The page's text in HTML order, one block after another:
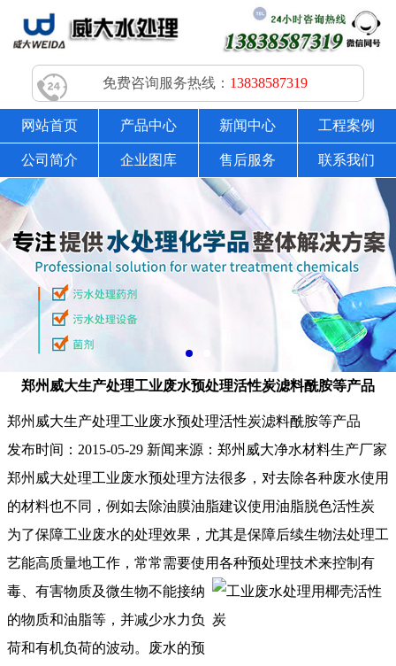
免费咨询服务热线： 13838587319
网站首页 产品中心 新闻中心 工程案例
公司简介 企业图库 售后服务 联系我们
郑州威大生产处理工业废水预处理活性炭滤料酰胺等产品
郑州威大生产处理工业废水预处理活性炭滤料酰胺等产品
发布时间： 2015-05-29 新闻来源： 郑州威大净水材料生产厂家
郑州威大处理工业废水预处理方法很多，对去除各种废水使用
的材料也不同，例如去除油膜油脂建议使用油脂脱色活性炭
为了保障工业废水的处理效果，尤其是保障后续生物法处理工
艺能高质量地工作，常常需要使用各种预处理技术来控制有
毒、 有害物质及微生物不能接纳
的物质和油脂等，并减少水力负
荷和有机负荷的波动。废水的预